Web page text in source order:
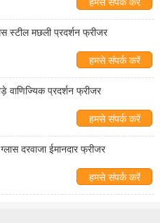
स्टील मछली प्रदर्शन फ्रीजर
हमसे संपर्क करें
वाणिज्यिक प्रदर्शन फ्रीजर
हमसे संपर्क करें
दरवाजा ईमानदार फ्रीजर
हमसे संपर्क करें